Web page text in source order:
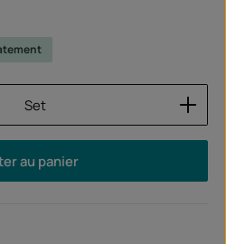
Entrez la quantité
Set
au panier